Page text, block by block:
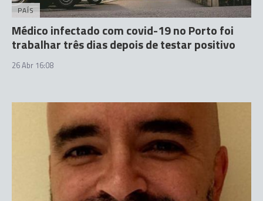
PAÍS
Médico infectado com covid-19 no Porto foi
trabalhar três dias depois de testar positivo
26 Abr 16:08